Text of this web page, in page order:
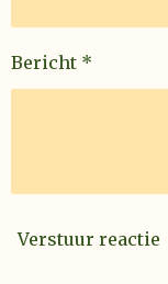
Bericht *
Verstuur reactie